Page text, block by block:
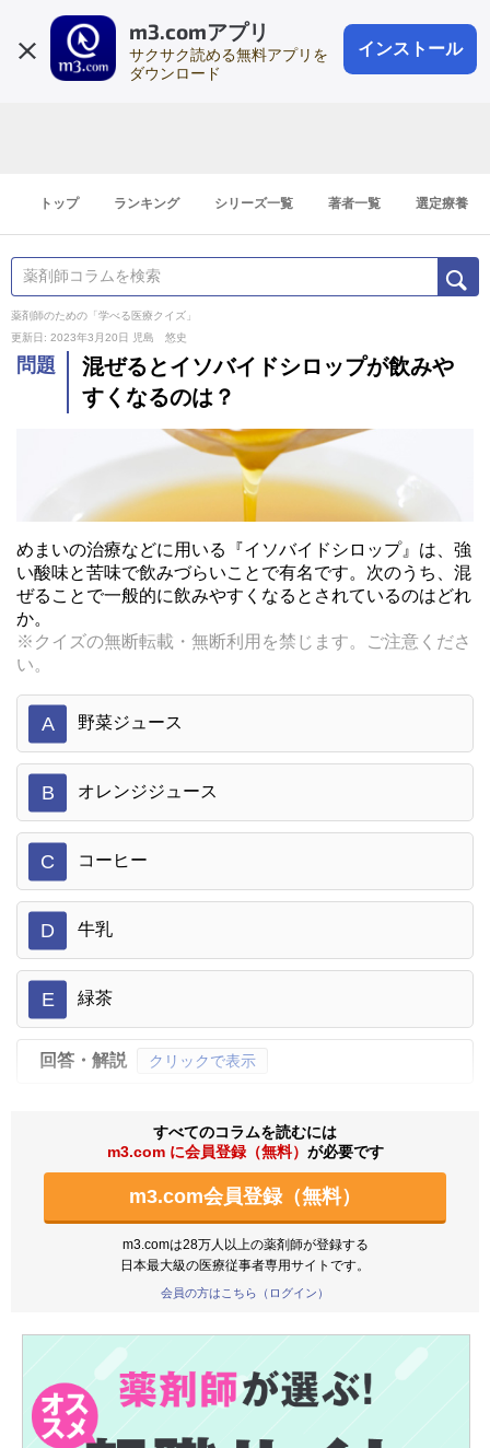
m3.comアプリ
サクサク読める無料アプリを
ダウンロード
インストール
会員登録
登録1分
トップ ランキング シリーズ一覧 著者一覧 選定療養
薬剤師のための「学べる医療クイズ」
更新日: 2023年3月20日
児島 悠史
問題
混ぜるとイソバイドシロップが飲みや
すくなるのは？
めまいの治療などに用いる『イソバイドシロップ』は、強
い酸味と苦味で飲みづらいことで有名です。次のうち、混
ぜることで一般的に飲みやすくなるとされているのはどれ
か。
※クイズの無断転載・無断利用を禁じます。ご注意くださ
い。
A 野菜ジュース
B オレンジジュース
C コーヒー
D 牛乳
E 緑茶
回答・解説 クリックで表示
すべてのコラムを読むには
m3.com に会員登録（無料） が必要です
m3.com会員登録（無料）
m3.comは28万人以上の薬剤師が登録する
日本最大級の医療従事者専用サイトです。
会員の方はこちら（ログイン）